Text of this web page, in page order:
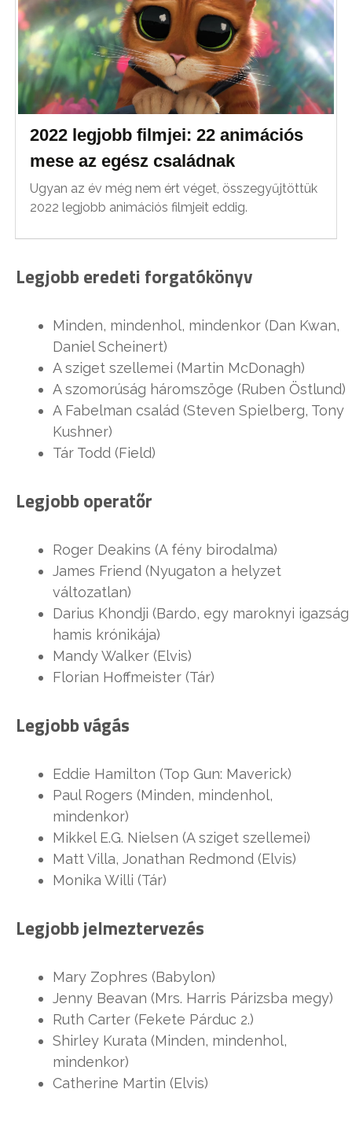
2022 legjobb filmjei: 22 animációs
mese az egész családnak
Ugyan az év még nem ért véget, összegyűjtöttük
2022 legjobb animációs filmjeit eddig.
Legjobb eredeti forgatókönyv
Minden, mindenhol, mindenkor (Dan Kwan,
Daniel Scheinert)
A sziget szellemei (Martin McDonagh)
A szomorúság háromszöge (Ruben Östlund)
A Fabelman család (Steven Spielberg, Tony
Kushner)
Tár Todd (Field)
Legjobb operatőr
Roger Deakins (A fény birodalma)
James Friend (Nyugaton a helyzet
változatlan)
Darius Khondji (Bardo, egy maroknyi igazság
hamis krónikája)
Mandy Walker (Elvis)
Florian Hoffmeister (Tár)
Legjobb vágás
Eddie Hamilton (Top Gun: Maverick)
Paul Rogers (Minden, mindenhol,
mindenkor)
Mikkel E.G. Nielsen (A sziget szellemei)
Matt Villa, Jonathan Redmond (Elvis)
Monika Willi (Tár)
Legjobb jelmeztervezés
Mary Zophres (Babylon)
Jenny Beavan (Mrs. Harris Párizsba megy)
Ruth Carter (Fekete Párduc 2.)
Shirley Kurata (Minden, mindenhol,
mindenkor)
Catherine Martin (Elvis)